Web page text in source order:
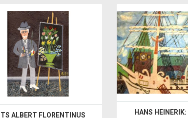
ALBERT FLORENTINUS
HANS